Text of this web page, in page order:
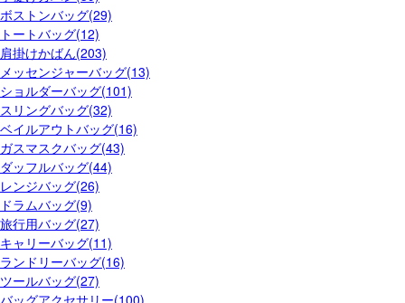
ボストンバッグ(29)
トートバッグ(12)
肩掛けかばん(203)
メッセンジャーバッグ(13)
ショルダーバッグ(101)
スリングバッグ(32)
ベイルアウトバッグ(16)
ガスマスクバッグ(43)
ダッフルバッグ(44)
レンジバッグ(26)
ドラムバッグ(9)
旅行用バッグ(27)
キャリーバッグ(11)
ランドリーバッグ(16)
ツールバッグ(27)